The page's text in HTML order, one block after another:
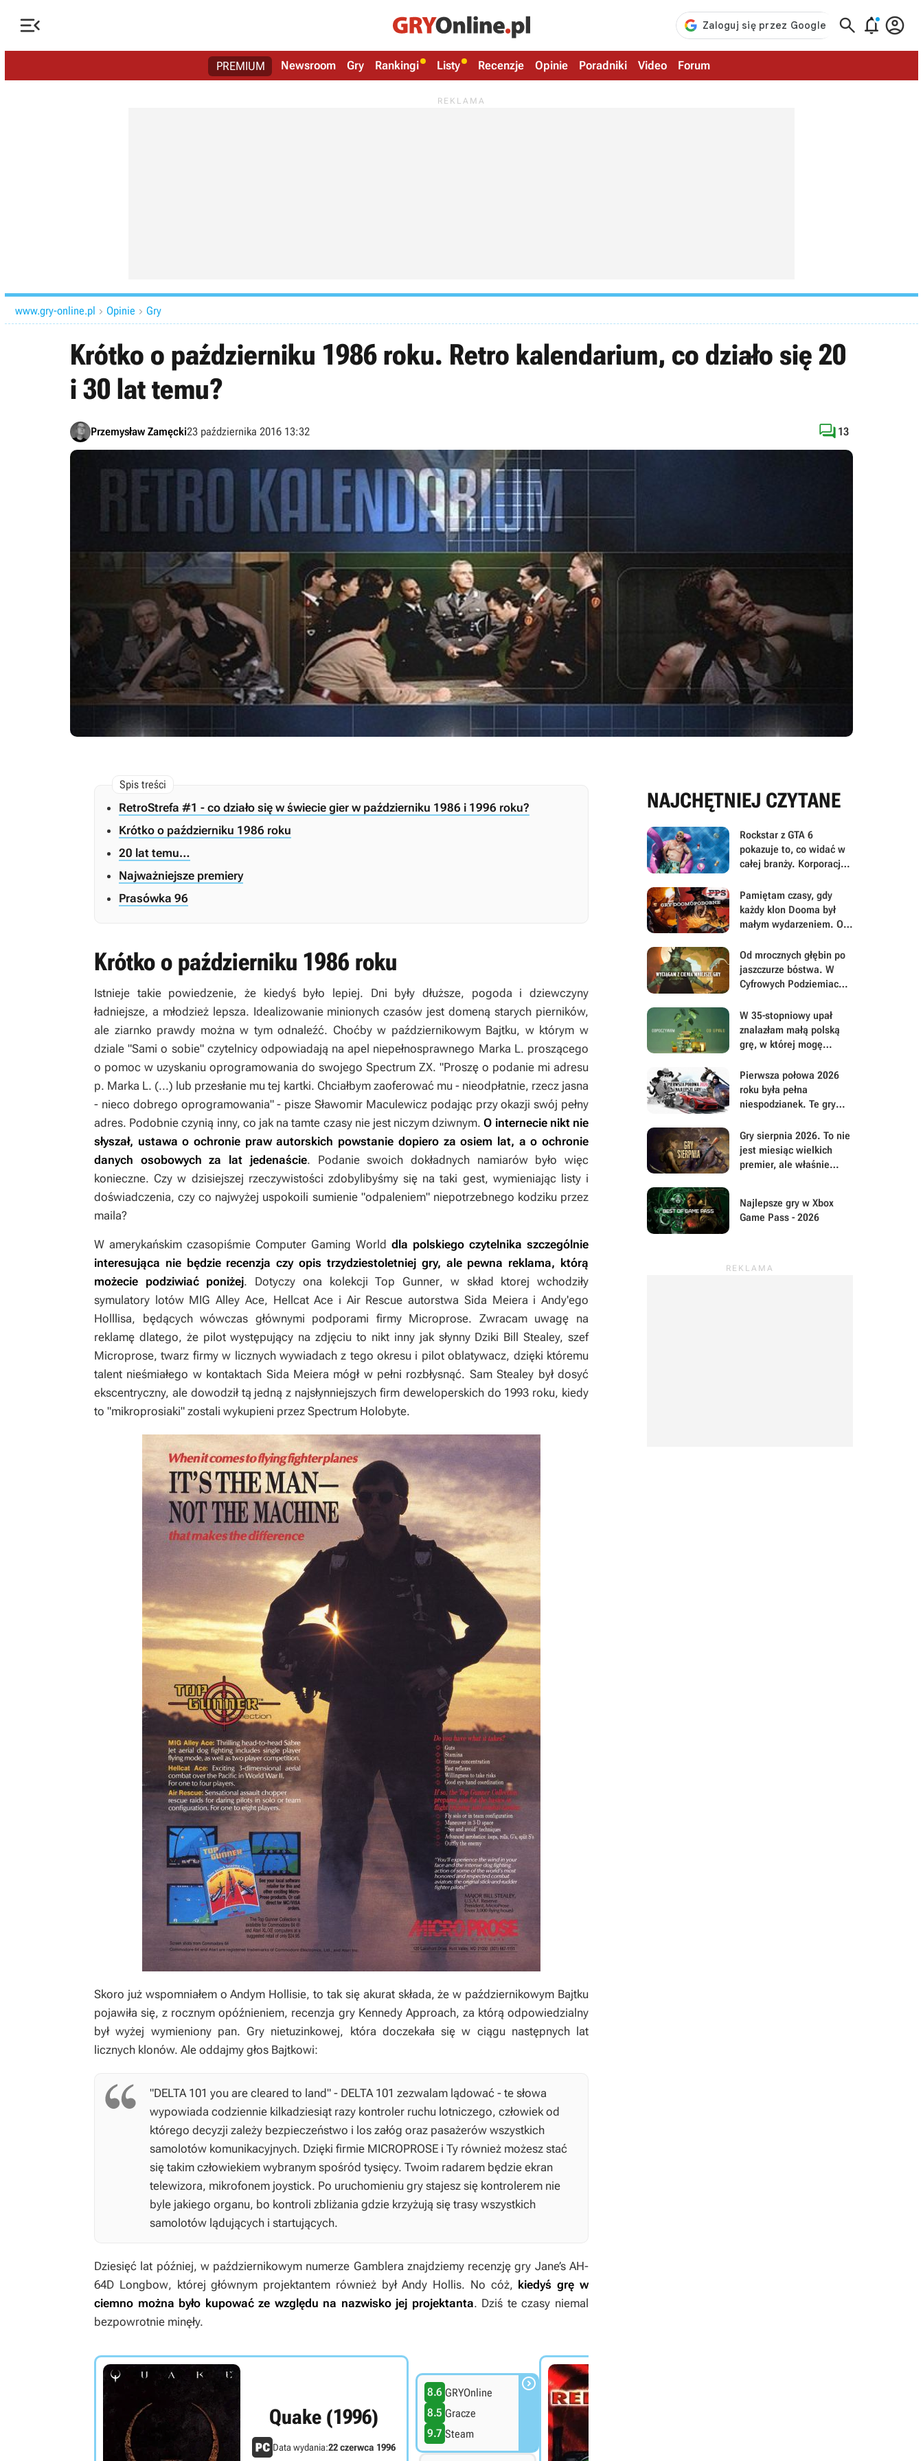
   
PREMIUM Newsroom Gry Rankingi Listy Recenzje Opinie Poradniki Video Forum
www.gry-online.pl  Opinie  Gry
Krótko o październiku 1986 roku. Retro kalendarium, co działo się 20
i 30 lat temu?
Przemysław Zamęcki23 października 2016 13:32  13
RetroStrefa #1 - co działo się w świecie gier w październiku 1986 i 1996 roku?
Krótko o październiku 1986 roku
20 lat temu…
Najważniejsze premiery
Prasówka 96
Krótko o październiku 1986 roku
Istnieje takie powiedzenie, że kiedyś było lepiej. Dni były dłuższe, pogoda i dziewczyny
ładniejsze, a młodzież lepsza. Idealizowanie minionych czasów jest domeną starych pierników,
ale ziarnko prawdy można w tym odnaleźć. Choćby w październikowym Bajtku, w którym w
dziale "Sami o sobie" czytelnicy odpowiadają na apel niepełnosprawnego Marka L. proszącego
o pomoc w uzyskaniu oprogramowania do swojego Spectrum ZX. "Proszę o podanie mi adresu
p. Marka L. (...) lub przesłanie mu tej kartki. Chciałbym zaoferować mu - nieodpłatnie, rzecz jasna
- nieco dobrego oprogramowania" - pisze Sławomir Maculewicz podając przy okazji swój pełny
adres. Podobnie czynią inny, co jak na tamte czasy nie jest niczym dziwnym.O internecie nikt nie
słyszał, ustawa o ochronie praw autorskich powstanie dopiero za osiem lat, a o ochronie
danych osobowych za lat jedenaście. Podanie swoich dokładnych namiarów było więc
konieczne. Czy w dzisiejszej rzeczywistości zdobylibyśmy się na taki gest, wymieniając listy i
doświadczenia, czy co najwyżej uspokoili sumienie "odpaleniem" niepotrzebnego kodziku przez
maila?
W amerykańskim czasopiśmie Computer Gaming World dla polskiego czytelnika szczególnie
interesująca nie będzie recenzja czy opis trzydziestoletniej gry, ale pewna reklama, którą
możecie podziwiać poniżej. Dotyczy ona kolekcjiTop Gunner, w skład ktorej wchodziły
symulatory lotów MIG Alley Ace, Hellcat Ace i Air Rescue autorstwa Sida Meiera i Andy'ego
Holllisa, będących wówczas głównymi podporami firmy Microprose. Zwracam uwagę na
reklamę dlatego, że pilot występujący na zdjęciu to nikt inny jak słynny Dziki Bill Stealey, szef
Microprose, twarz firmy w licznych wywiadach z tego okresu i pilot oblatywacz, dzięki któremu
talent nieśmiałego w kontaktach Sida Meiera mógł w pełni rozbłysnąć. Sam Stealey był dosyć
ekscentryczny, ale dowodził tą jedną z najsłynniejszych firm deweloperskich do 1993 roku, kiedy
to "mikroprosiaki" zostali wykupieni przez Spectrum Holobyte.
Skoro już wspomniałem o Andym Hollisie, to tak się akurat składa, że w październikowym Bajtku
pojawiła się, z rocznym opóźnieniem, recenzja gry Kennedy Approach, za którą odpowiedzialny
był wyżej wymieniony pan. Gry nietuzinkowej, która doczekała się w ciągu następnych lat
licznych klonów. Ale oddajmy głos Bajtkowi:
"DELTA 101 you are cleared to land" - DELTA 101 zezwalam lądować - te słowa
wypowiada codziennie kilkadziesiąt razy kontroler ruchu lotniczego, człowiek od
którego decyzji zależy bezpieczeństwo i los załóg oraz pasażerów wszystkich
samolotów komunikacyjnych. Dzięki firmie MICROPROSE i Ty również możesz stać
się takim człowiekiem wybranym spośród tysięcy. Twoim radarem będzie ekran
telewizora, mikrofonem joystick. Po uruchomieniu gry stajesz się kontrolerem nie
byle jakiego organu, bo kontroli zbliżania gdzie krzyżują się trasy wszystkich
samolotów lądujących i startujących.
Dziesięć lat później, w październikowym numerze Gamblera znajdziemy recenzję gry Jane’s AH-
64D Longbow, której głównym projektantem również był Andy Hollis. No cóż, kiedyś grę w
ciemno można było kupować ze względu na nazwisko jej projektanta. Dziś te czasy niemal
bezpowrotnie minęły.
Quake (1996)
Data wydania:22 czerwca 1996
8.6 GRYOnline
8.5 Gracze
9.7 Steam

NAJCHĘTNIEJ CZYTANE
Rockstar z GTA 6
pokazuje to, co widać w
całej branży. Korporacje
graczami
Pamiętam czasy, gdy
każdy klon Dooma był
małym wydarzeniem. Oto
FPS-y lat 90.
Od mrocznych głębin po
jaszczurze bóstwa. W
Cyfrowych Podziemiach
gry, które łatwo
przeoczyć
W 35-stopniowy upał
znalazłam małą polską
grę, w której mogę
roślinami i odpocząć od
wszystkiego
Pierwsza połowa 2026
roku była pełna
niespodzianek. Te gry
uwagę i Wasz czas
Gry sierpnia 2026. To nie
jest miesiąc wielkich
premier, ale właśnie
Najlepsze gry w Xbox
Game Pass - 2026